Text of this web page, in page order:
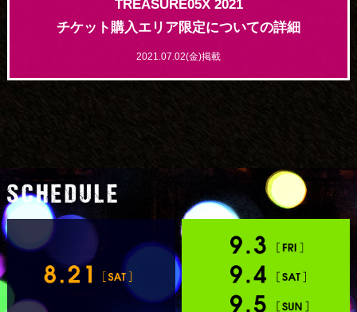
TREASURE05X 2021
チケット購入エリア限定についての詳細
2021.07.02(金)掲載